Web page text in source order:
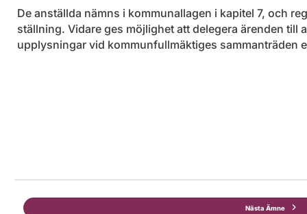
De anställda nämns i kommunallagen i kapitel 7, och
ställning. Vidare ges möjlighet att delegera ärenden till
upplysningar vid kommunfullmäktiges sammanträden
Nästa Ämne